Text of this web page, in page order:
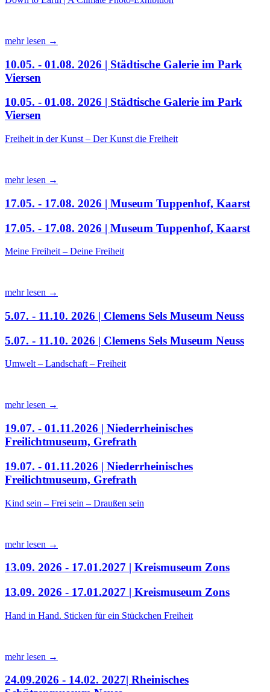
mehr lesen →
10.05. - 01.08. 2026 | Städtische Galerie im Park
Viersen
10.05. - 01.08. 2026 | Städtische Galerie im Park
Viersen
Freiheit in der Kunst – Der Kunst die Freiheit
mehr lesen →
17.05. - 17.08. 2026 | Museum Tuppenhof, Kaarst
17.05. - 17.08. 2026 | Museum Tuppenhof, Kaarst
Meine Freiheit – Deine Freiheit
mehr lesen →
5.07. - 11.10. 2026 | Clemens Sels Museum Neuss
5.07. - 11.10. 2026 | Clemens Sels Museum Neuss
Umwelt – Landschaft – Freiheit
mehr lesen →
19.07. - 01.11.2026 | Niederrheinisches
Freilichtmuseum, Grefrath
19.07. - 01.11.2026 | Niederrheinisches
Freilichtmuseum, Grefrath
Kind sein – Frei sein – Draußen sein
mehr lesen →
13.09. 2026 - 17.01.2027 | Kreismuseum Zons
13.09. 2026 - 17.01.2027 | Kreismuseum Zons
Hand in Hand. Sticken für ein Stückchen Freiheit
mehr lesen →
24.09.2026 - 14.02. 2027| Rheinisches